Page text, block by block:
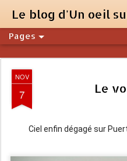
Le blog d'Un oeil
Pages
NOV
7 Le
Ciel enfin dégagé sur